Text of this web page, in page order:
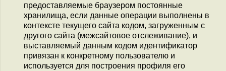
предоставляемые браузером постоянные
хранилища, если данные операции выполнены в
контексте текущего сайта кодом, загруженным с
другого сайта (межсайтовое отслеживание), и
выставляемый данным кодом идентификатор
привязан к конкретному пользователю и
используется для построения профиля его